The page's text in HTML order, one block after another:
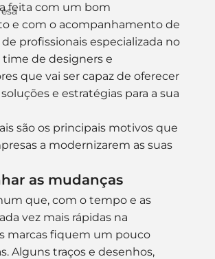
feita com um bom
e com o acompanhamento de
profissionais especializada no
time de designers e
que vai ser capaz de oferecer
e estratégias para a sua
são os principais motivos que
a modernizarem as suas
as mudanças
que, com o tempo e as
vez mais rápidas na
marcas fiquem um pouco
Alguns traços e desenhos,